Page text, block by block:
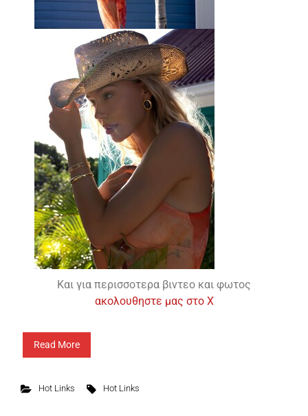
Και για περισσοτερα βιντεο και φωτος
ακολουθηστε μας στο X
Read More
Hot Links Hot Links